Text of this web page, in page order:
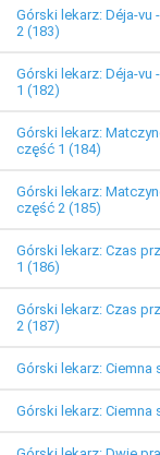
Górski lekarz: Déja-vu
2 (183)
Górski lekarz: Déja-vu
1 (182)
Górski lekarz:
część 1 (184)
Górski lekarz:
część 2 (185)
Górski lekarz: Czas
1 (186)
Górski lekarz: Czas
2 (187)
Górski lekarz: Ciemna
Górski lekarz: Ciemna